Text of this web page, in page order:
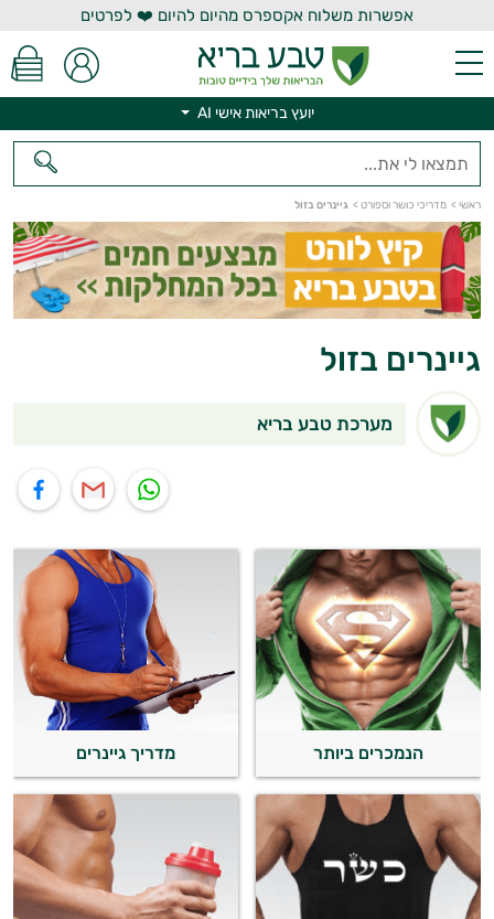
אפשרות משלוח אקספרס מהיום להיום ❤️ לפרטים
יועץ בריאות אישי AI
ראשי > מדריכי כושר וספורט > גיינרים בזול
גיינרים בזול
מערכת טבע בריא
הנמכרים ביותר מדריך גיינרים
יועץ בריאות אישי AI